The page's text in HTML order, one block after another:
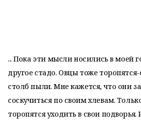
... Пока эти мысли носились в моей
другое стадо. Овцы тоже
столб пыли. Мне кажется, что они
соскучиться по своим хлевам.
торопятся уходить в свои